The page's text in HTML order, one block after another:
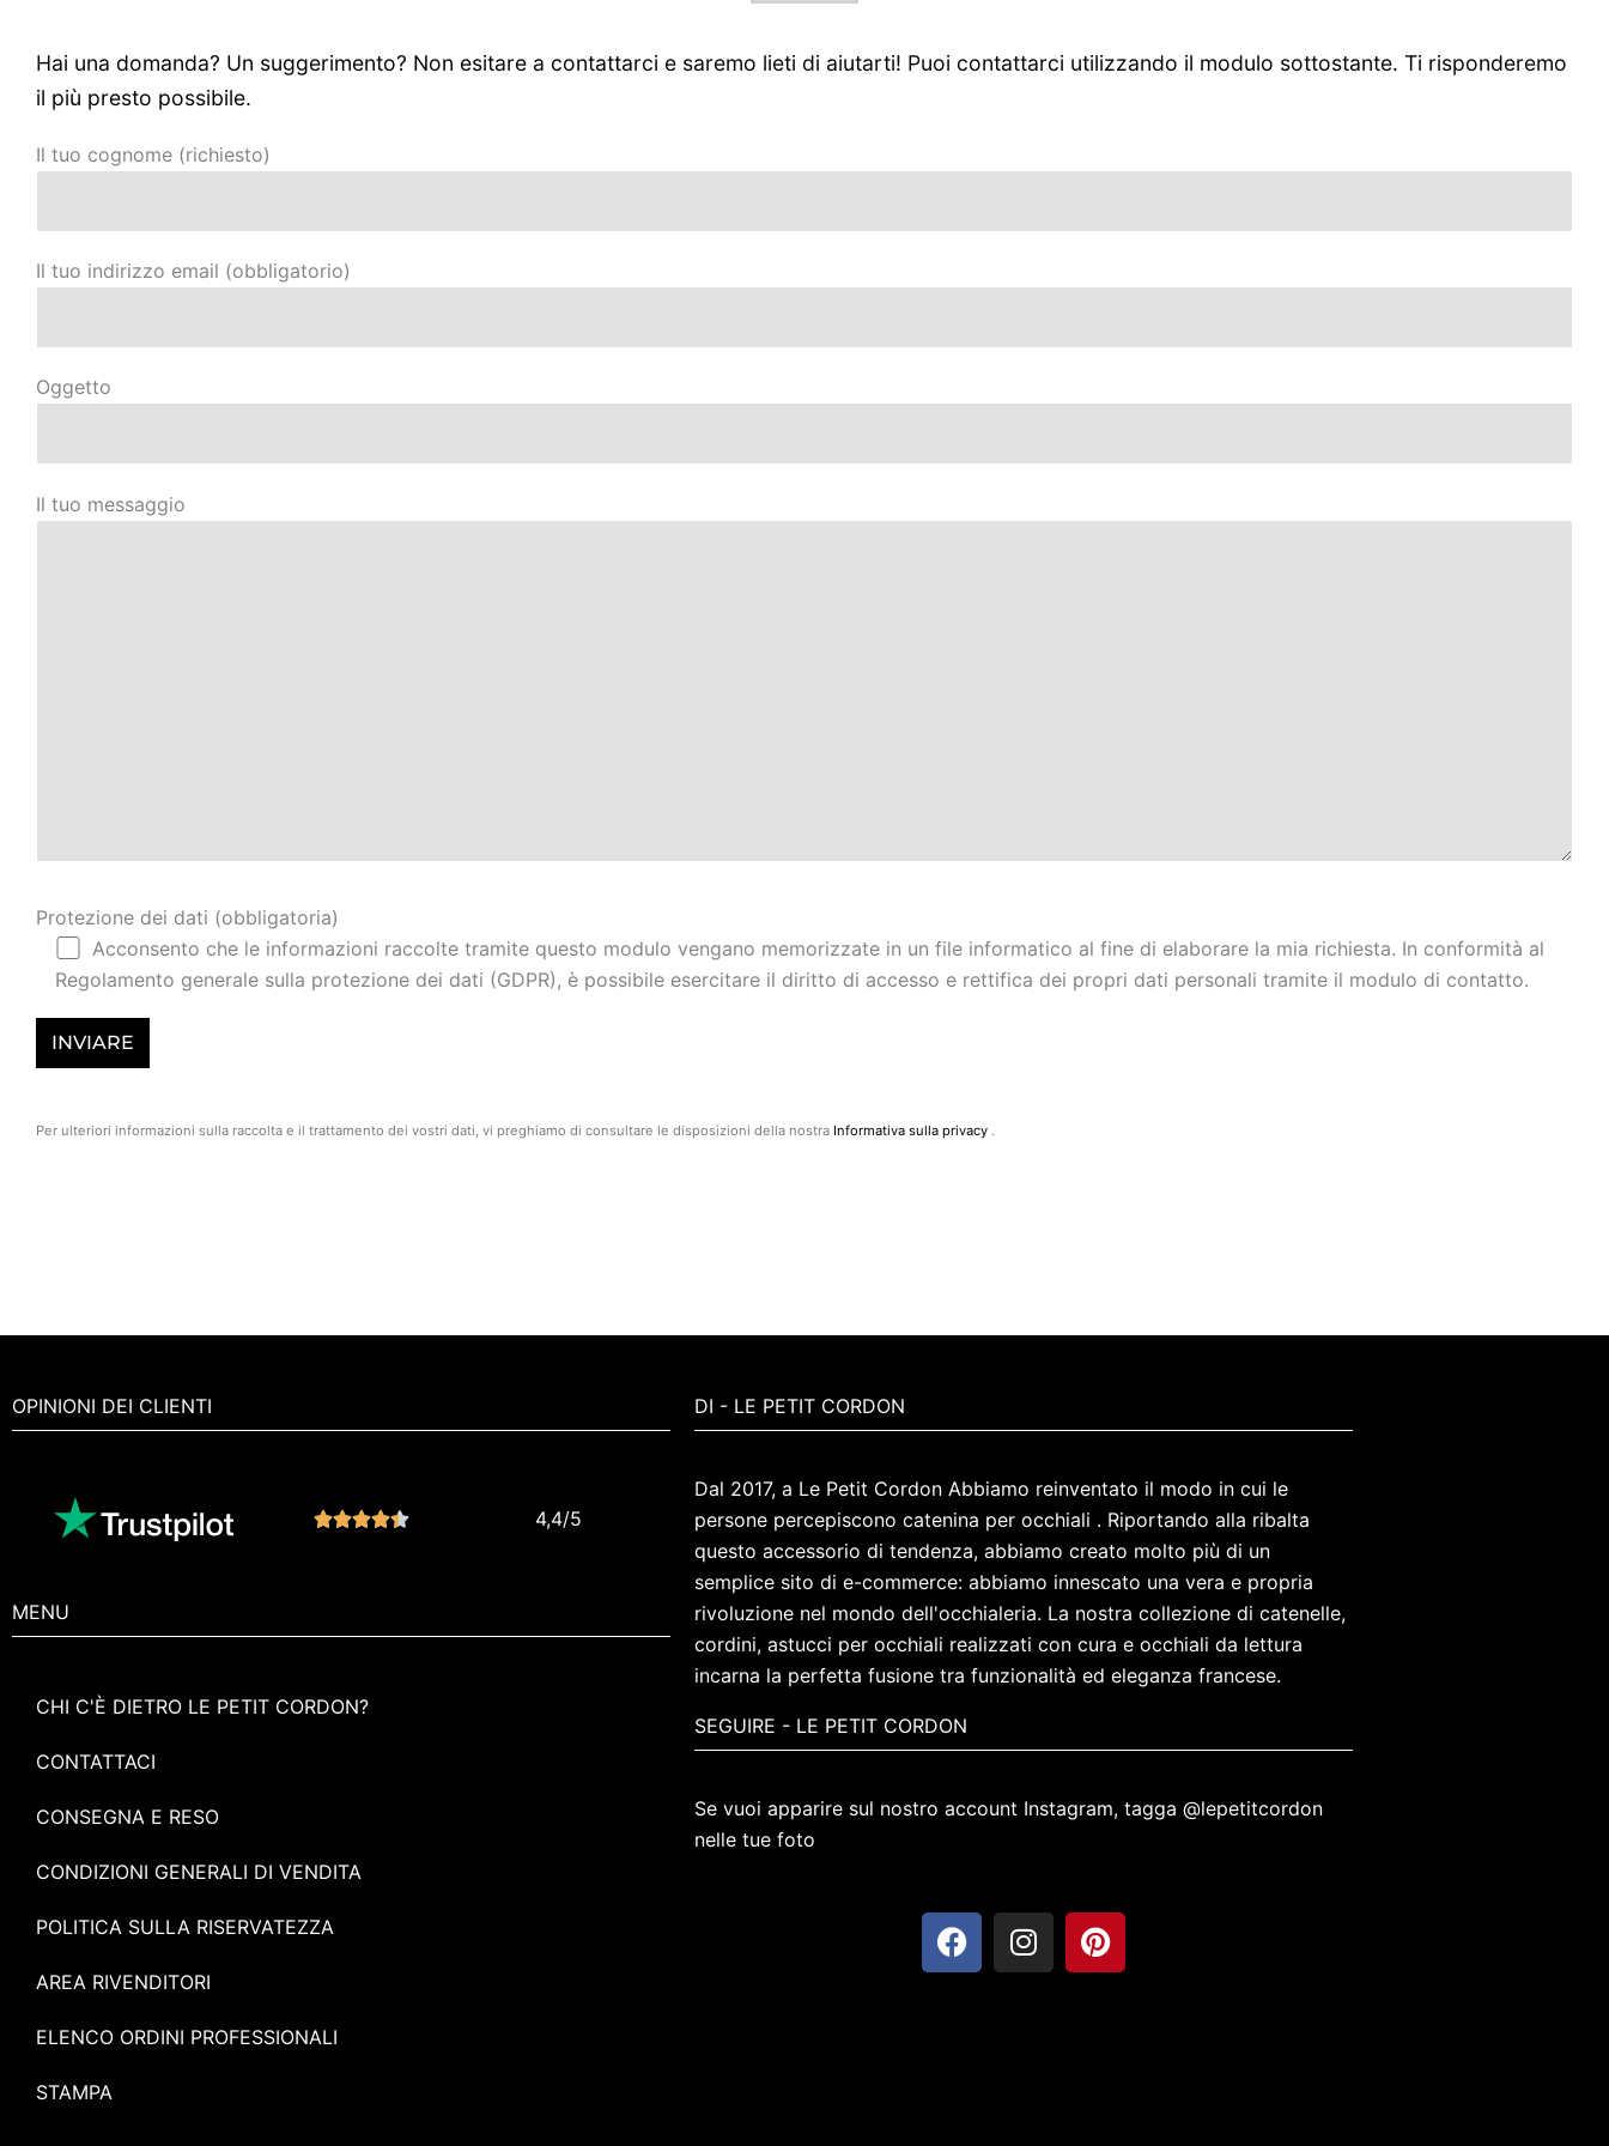
Hai una domanda? Un suggerimento? Non esitare a contattarci e saremo lieti di aiutarti! Puoi contattarci utilizzando il modulo sottostante. Ti risponderemo
il più presto possibile.
Il tuo cognome (richiesto)
Il tuo indirizzo email (obbligatorio)
Oggetto
Il tuo messaggio
Protezione dei dati (obbligatoria)
Acconsento che le informazioni raccolte tramite questo modulo vengano memorizzate in un file informatico al fine di elaborare la mia richiesta. In conformità al
Regolamento generale sulla protezione dei dati (GDPR), è possibile esercitare il diritto di accesso e rettifica dei propri dati personali tramite il modulo di contatto.
Per ulteriori informazioni sulla raccolta e il trattamento dei vostri dati, vi preghiamo di consultare le disposizioni della nostra Informativa sulla privacy .
OPINIONI DEI CLIENTI
Noté
4,4/5
MENU
CHI C'È DIETRO LE PETIT CORDON?
CONTATTACI
CONSEGNA E RESO
CONDIZIONI GENERALI DI VENDITA
POLITICA SULLA RISERVATEZZA
AREA RIVENDITORI
ELENCO ORDINI PROFESSIONALI
STAMPA
DI - LE PETIT CORDON
Dal 2017, a Le Petit Cordon Abbiamo reinventato il modo in cui le
persone percepiscono catenina per occhiali . Riportando alla ribalta
questo accessorio di tendenza, abbiamo creato molto più di un
semplice sito di e-commerce: abbiamo innescato una vera e propria
rivoluzione nel mondo dell'occhialeria. La nostra collezione di catenelle,
cordini, astucci per occhiali realizzati con cura e occhiali da lettura
incarna la perfetta fusione tra funzionalità ed eleganza francese.
SEGUIRE - LE PETIT CORDON
Se vuoi apparire sul nostro account Instagram, tagga @lepetitcordon
nelle tue foto
F
a
I
n
P
i